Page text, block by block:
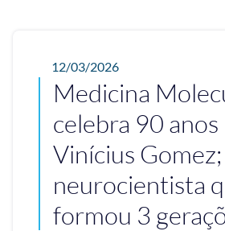
12/03/2026
Medicina
celebra 90
Vinícius Gomez;
neurocientista
formou 3